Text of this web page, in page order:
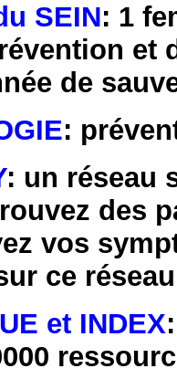
SEIN: 1
et
de
:
: un réseau
des
vos
ce
et INDEX